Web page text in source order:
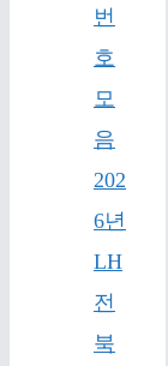
번
호
모
음
202
6년
LH
전
북